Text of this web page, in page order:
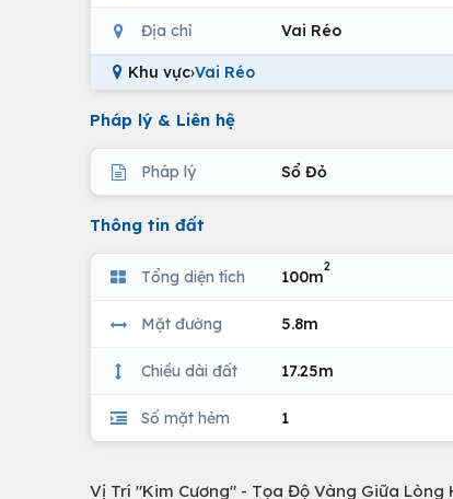
Địa chỉ Vai Réo
Khu vực›Vai Réo
Pháp lý & Liên hệ
Pháp lý Sổ Đỏ
Thông tin đất
Tổng diện tích 100m
2
Mặt đường 5.8m
Chiều dài đất 17.25m
Số mặt hẻm 1
Vị Trí "Kim Cương" - Tọa Độ Vàng Giữa Lòng